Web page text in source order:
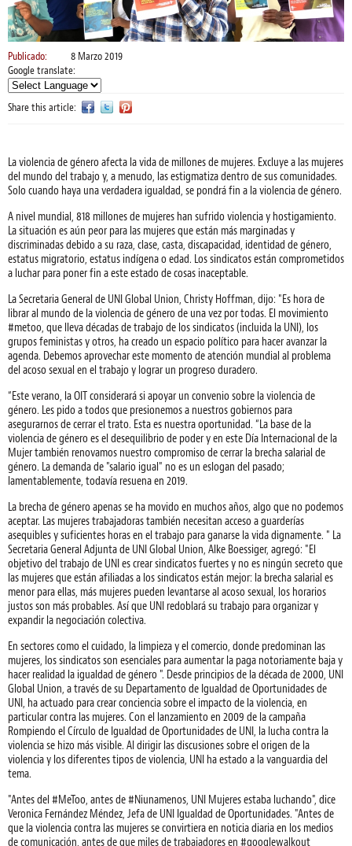
Publicado:
8 Marzo 2019
Google translate:
Share this article:
La violencia de género afecta la vida de millones de mujeres. Excluye a las mujeres
del mundo del trabajo y, a menudo, las estigmatiza dentro de sus comunidades.
Solo cuando haya una verdadera igualdad, se pondrá fin a la violencia de género.
A nivel mundial, 818 millones de mujeres han sufrido violencia y hostigamiento.
La situación es aún peor para las mujeres que están más marginadas y
discriminadas debido a su raza, clase, casta, discapacidad, identidad de género,
estatus migratorio, estatus indígena o edad. Los sindicatos están comprometidos
a luchar para poner fin a este estado de cosas inaceptable.
La Secretaria General de UNI Global Union, Christy Hoffman, dijo: "Es hora de
librar al mundo de la violencia de género de una vez por todas. El movimiento
#metoo, que lleva décadas de trabajo de los sindicatos (incluida la UNI), los
grupos feministas y otros, ha creado un espacio político para hacer avanzar la
agenda. Debemos aprovechar este momento de atención mundial al problema
del acoso sexual en el trabajo y lograr un progreso duradero.
“Este verano, la OIT considerará si apoyar un convenio sobre la violencia de
género. Les pido a todos que presionemos a nuestros gobiernos para
asegurarnos de cerrar el trato. Esta es nuestra oportunidad. “La base de la
violencia de género es el desequilibrio de poder y en este Día Internacional de la
Mujer también renovamos nuestro compromiso de cerrar la brecha salarial de
género. La demanda de "salario igual" no es un eslogan del pasado;
lamentablemente, todavía resuena en 2019.
La brecha de género apenas se ha movido en muchos años, algo que no podemos
aceptar. Las mujeres trabajadoras también necesitan acceso a guarderías
asequibles y suficientes horas en el trabajo para ganarse la vida dignamente. " La
Secretaria General Adjunta de UNI Global Union, Alke Boessiger, agregó: "El
objetivo del trabajo de UNI es crear sindicatos fuertes y no es ningún secreto que
las mujeres que están afiliadas a los sindicatos están mejor: la brecha salarial es
menor para ellas, más mujeres pueden levantarse al acoso sexual, los horarios
justos son más probables. Así que UNI redoblará su trabajo para organizar y
expandir la negociación colectiva.
En sectores como el cuidado, la limpieza y el comercio, donde predominan las
mujeres, los sindicatos son esenciales para aumentar la paga notoriamente baja y
hacer realidad la igualdad de género ". Desde principios de la década de 2000, UNI
Global Union, a través de su Departamento de Igualdad de Oportunidades de
UNI, ha actuado para crear conciencia sobre el impacto de la violencia, en
particular contra las mujeres. Con el lanzamiento en 2009 de la campaña
Rompiendo el Círculo de Igualdad de Oportunidades de UNI, la lucha contra la
violencia se hizo más visible. Al dirigir las discusiones sobre el origen de la
violencia y los diferentes tipos de violencia, UNI ha estado a la vanguardia del
tema.
"Antes del #MeToo, antes de #Niunamenos, UNI Mujeres estaba luchando", dice
Veronica Fernández Méndez, Jefa de UNI Igualdad de Oportunidades. "Antes de
que la violencia contra las mujeres se convirtiera en noticia diaria en los medios
de comunicación, antes de que miles de trabajadores en #googlewalkout